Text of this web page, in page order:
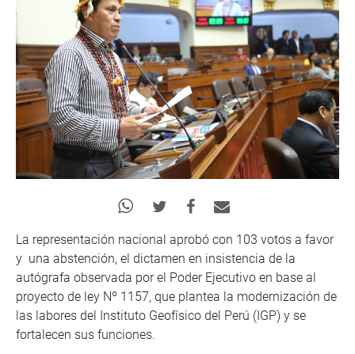
La representación nacional aprobó con 103 votos a favor
y una abstención, el dictamen en insistencia de la
autógrafa observada por el Poder Ejecutivo en base al
proyecto de ley Nº 1157, que plantea la modernización de
las labores del Instituto Geofísico del Perú (IGP) y se
fortalecen sus funciones.